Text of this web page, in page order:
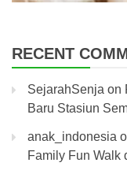
RECENT
SejarahSenja on
Baru Stasiun
anak_indonesia
Family Fun Walk